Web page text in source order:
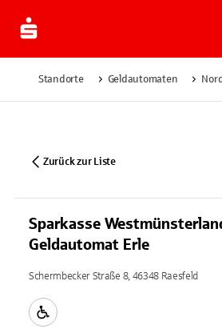
Standorte Geldautomaten
Zurück zur Liste
Sparkasse
Geldautomat Erle
Schermbecker Straße 8, 46348 Raesfeld